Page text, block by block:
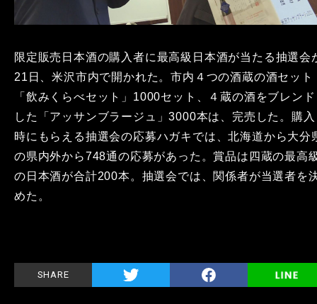
限定販売日本酒の購入者に最高級日本酒が当たる抽選会
21日、米沢市内で開かれた。市内４つの酒蔵の酒セット
「飲みくらべセット」1000セット、４蔵の酒をブレンド
した「アッサンブラージュ」3000本は、完売した。購入
時にもらえる抽選会の応募ハガキでは、北海道から大分
の県内外から748通の応募があった。賞品は四蔵の最高
の日本酒が合計200本。抽選会では、関係者が当選者を
めた。
SHARE